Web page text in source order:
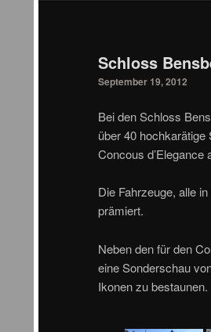
Schloss
September 19, 2012
Bei den Schloss
über 40
Concous
Die Fahrzeuge, alle
prämiert.
Neben den für den
eine Sonderschau
Ikonen zu bestaunen.